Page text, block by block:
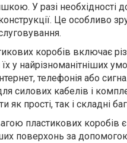
У разі необхідності
Це особливо
коробів включає
у найрізноманітніших
телефонія або
силових кабелів і
прості, так і складні
пластикових коробів є
поверхонь за